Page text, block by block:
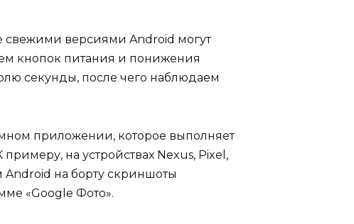
свежими версиями Android могут
кнопок питания и понижения
секунды, после чего наблюдаем
приложении, которое выполняет
на устройствах Nexus, Pixel,
на борту скриншоты
«Google Фото».